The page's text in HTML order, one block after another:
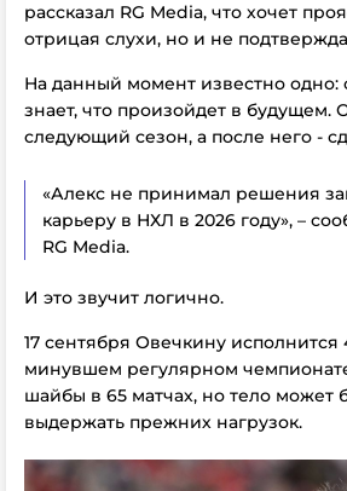
рассказал RG Media, что хочет
отрицая слухи, но и не
На данный момент известно одно:
знает, что произойдет в будущем.
следующий сезон, а после него -
«Алекс не принимал решения
карьеру в НХЛ в 2026 году», –
RG Media.
И это звучит логично.
17 сентября Овечкину исполнится
минувшем регулярном
шайбы в 65 матчах, но тело может
выдержать прежних нагрузок.